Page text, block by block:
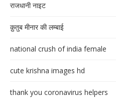
राजधानी नाइट
क़ुतुब मीनार की लम्बाई
national crush of india female
cute krishna images hd
thank you coronavirus helpers